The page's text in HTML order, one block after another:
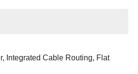
Integrated Cable Routing, Flat